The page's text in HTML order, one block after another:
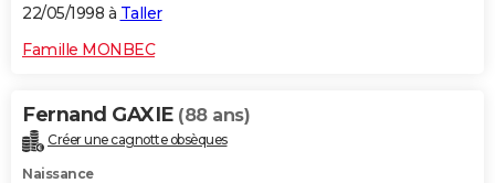
22/05/1998 à Taller
Famille MONBEC
Fernand GAXIE (88 ans)
Créer une cagnotte obsèques
Naissance